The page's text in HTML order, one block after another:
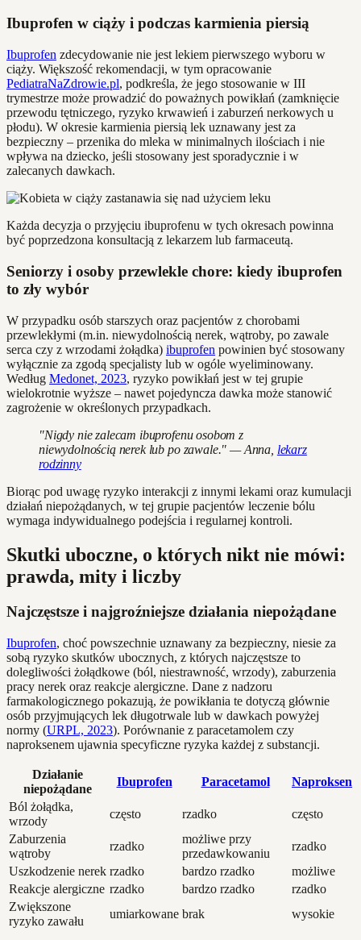
Ibuprofen w ciąży i podczas karmienia piersią
Ibuprofen zdecydowanie nie jest lekiem pierwszego wyboru w
ciąży. Większość rekomendacji, w tym opracowanie
PediatraNaZdrowie.pl, podkreśla, że jego stosowanie w III
trymestrze może prowadzić do poważnych powikłań (zamknięcie
przewodu tętniczego, ryzyko krwawień i zaburzeń nerkowych u
płodu). W okresie karmienia piersią lek uznawany jest za
bezpieczny – przenika do mleka w minimalnych ilościach i nie
wpływa na dziecko, jeśli stosowany jest sporadycznie i w
zalecanych dawkach.
Każda decyzja o przyjęciu ibuprofenu w tych okresach powinna
być poprzedzona konsultacją z lekarzem lub farmaceutą.
Seniorzy i osoby przewlekle chore: kiedy ibuprofen
to zły wybór
W przypadku osób starszych oraz pacjentów z chorobami
przewlekłymi (m.in. niewydolnością nerek, wątroby, po zawale
serca czy z wrzodami żołądka) ibuprofen powinien być stosowany
wyłącznie za zgodą specjalisty lub w ogóle wyeliminowany.
Według Medonet, 2023, ryzyko powikłań jest w tej grupie
wielokrotnie wyższe – nawet pojedyncza dawka może stanowić
zagrożenie w określonych przypadkach.
"Nigdy nie zalecam ibuprofenu osobom z
niewydolnością nerek lub po zawale." — Anna, lekarz
rodzinny
Biorąc pod uwagę ryzyko interakcji z innymi lekami oraz kumulacji
działań niepożądanych, w tej grupie pacjentów leczenie bólu
wymaga indywidualnego podejścia i regularnej kontroli.
Skutki uboczne, o których nikt nie mówi:
prawda, mity i liczby
Najczęstsze i najgroźniejsze działania niepożądane
Ibuprofen, choć powszechnie uznawany za bezpieczny, niesie za
sobą ryzyko skutków ubocznych, z których najczęstsze to
dolegliwości żołądkowe (ból, niestrawność, wrzody), zaburzenia
pracy nerek oraz reakcje alergiczne. Dane z nadzoru
farmakologicznego pokazują, że powikłania te dotyczą głównie
osób przyjmujących lek długotrwale lub w dawkach powyżej
normy (URPL, 2023). Porównanie z paracetamolem czy
naproksenem ujawnia specyficzne ryzyka każdej z substancji.
Działanie
niepożądane
Ibuprofen Paracetamol
Naproksen
Ból żołądka,
wrzody
często rzadko
często
Zaburzenia
wątroby
rzadko
możliwe przy
przedawkowaniu
rzadko
Uszkodzenie nerek rzadko bardzo rzadko
możliwe
Reakcje alergiczne rzadko bardzo rzadko
rzadko
Zwiększone
ryzyko zawału
umiarkowane brak wysokie